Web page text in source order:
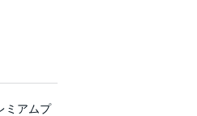
ミアムプ